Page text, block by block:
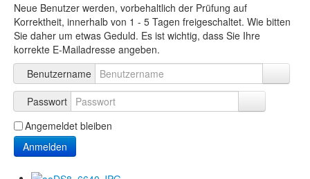
Neue Benutzer werden, vorbehaltlich der Prüfung auf
Korrektheit, innerhalb von 1 - 5 Tagen freigeschaltet. Wie bitten
Sie daher um etwas Geduld. Es ist wichtig, dass Sie Ihre
korrekte E-Mailadresse angeben.
Benutzername
Passwort
Angemeldet bleiben
Anmelden